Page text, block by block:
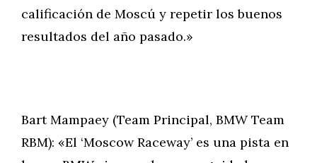
calificación de Moscú y repetir los buenos
resultados del año pasado.»
Bart Mampaey (Team Principal, BMW Team
RBM): «El ‘Moscow Raceway’ es una pista en